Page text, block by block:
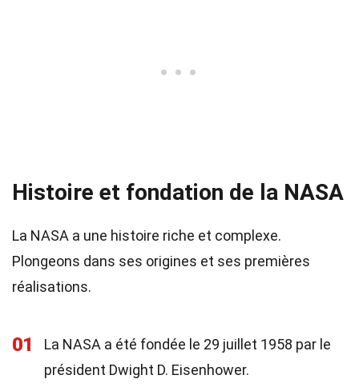
Histoire et fondation de la NASA
La NASA a une histoire riche et complexe.
Plongeons dans ses origines et ses premières
réalisations.
01
La NASA a été fondée le 29 juillet 1958 par le
président Dwight D. Eisenhower.